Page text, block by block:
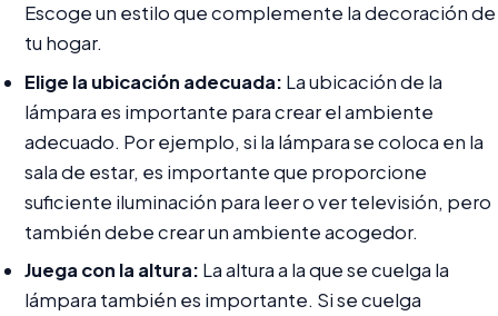
Escoge un estilo que complemente la decoración de
tu hogar.
Elige la ubicación adecuada: La ubicación de la
lámpara es importante para crear el ambiente
adecuado. Por ejemplo, si la lámpara se coloca en la
sala de estar, es importante que proporcione
suficiente iluminación para leer o ver televisión, pero
también debe crear un ambiente acogedor.
Juega con la altura: La altura a la que se cuelga la
lámpara también es importante. Si se cuelga